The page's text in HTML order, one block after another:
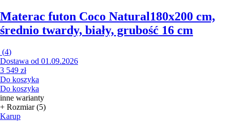
Materac futon Coco Natural180x200 cm,
średnio twardy, biały, grubość 16 cm
(4)
Dostawa od 01.09.2026
3 549 zł
Do koszyka
Do koszyka
inne warianty
+ Rozmiar (5)
Karup